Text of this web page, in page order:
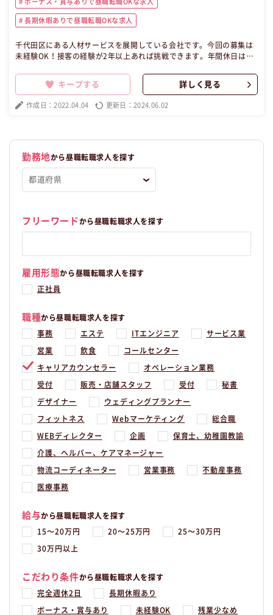
ボーナス・賞与ありで昼職転職OKな求人
長期休暇ありで昼職転職OKな求人
千代田区にある人材サービスを展開している会社です。今回の募集は
未経験OK！接客の経験が2年以上あれば挑戦できます。年間休日は12
ベートも充実することができます♪特殊な知識やスキルは必要ありま
せん！人と話すことが好きな方はぜひご応募ください☆ この昼職求人
は東京都千代田区正社員キャリアカウンセラーの昼職へ転職したい方
の求人です。
キープする 詳しく見る
作成日：2022.04.04 更新日：2024.06.02
勤務地から昼職転職求人を探す
フリーワードから昼職転職求人を探す
雇用形態から昼職転職求人を探す
正社員
職種から昼職転職求人を探す
事務 エステ ITエンジニア サービス業
営業 飲食 コールセンター
キャリアカウンセラー オペレーション業務
受付 販売・店舗スタッフ 受付 秘書
デザイナー ウェディングプランナー
フィットネス Webマーケティング 総合職
WEBディレクター 企画 保育士、幼稚園教諭
介護、ヘルパー、ケアマネージャー
物流コーディネーター 営業事務 不動産事務
医療事務
給与から昼職転職求人を探す
15〜20万円 20〜25万円 25〜30万円
30万円以上
こだわり条件から昼職転職求人を探す
完全週休2日 長期休暇あり
ボーナス・賞与あり 未経験OK 残業少なめ